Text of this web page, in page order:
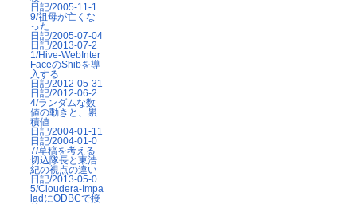
日記/2005-11-1
9/祖母が亡くな
った
日記/2005-07-04
日記/2013-07-2
1/Hive-WebInter
FaceのShibを導
入する
日記/2012-05-31
日記/2012-06-2
4/ランダムな数
値の動きと、累
積値
日記/2004-01-11
日記/2004-01-0
7/草稿を考える
切込隊長と東浩
紀の視点の違い
日記/2013-05-0
5/Cloudera-Impa
ladにODBCで接